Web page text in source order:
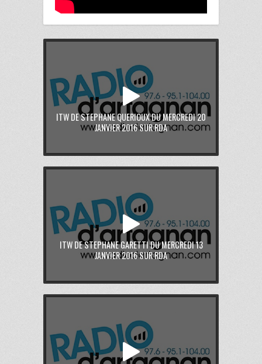
ITW DE STEPHANE QUERIOUX DU MERCREDI 20
JANVIER 2016 SUR RDA
ITW DE STEPHANE GARETTI DU MERCREDI 13
JANVIER 2016 SUR RDA